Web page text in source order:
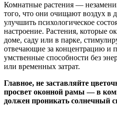
Комнатные растения —
того, что они очищают воздух в
улучшить психологическое
настроение. Растения, которые
доме, саду или в парке,
отвечающие за концентрацию и
умственные способности без
или временных затрат.
Главное, не заставляйте
просвет оконной рамы — в
должен проникать солнечный